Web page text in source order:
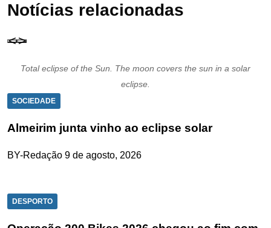
Notícias relacionadas
Total eclipse of the Sun. The moon covers the sun in a solar
eclipse.
SOCIEDADE
Almeirim junta vinho ao eclipse solar
BY-Redação 9 de agosto, 2026
DESPORTO